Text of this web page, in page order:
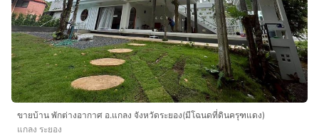
ขายบ้าน พักต่างอากาศ อ.แกลง จังหวัดระยอง(มีโฉนดที่ดินครุฑแดง)​​​​​
แกลง ระยอง